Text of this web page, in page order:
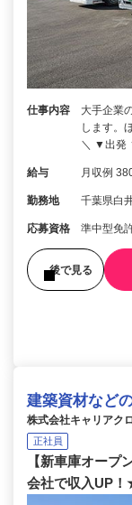
仕事内容
大手企業
します。
＼ ▼出発
給与 月収例
勤務地 千葉県白
応募資格 準中型免
後で見る
建築資材など
株式会社キャリアク
正社員
【新車庫オープ
会社で収入UP